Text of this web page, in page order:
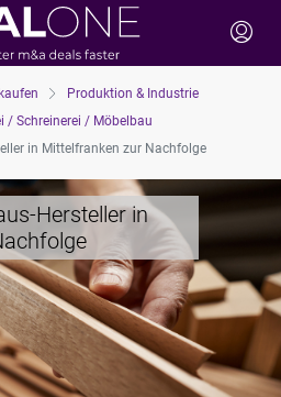
Produktion & Industrie
/ Schreinerei / Möbelbau
in Mittelfranken zur Nachfolge
Hersteller in